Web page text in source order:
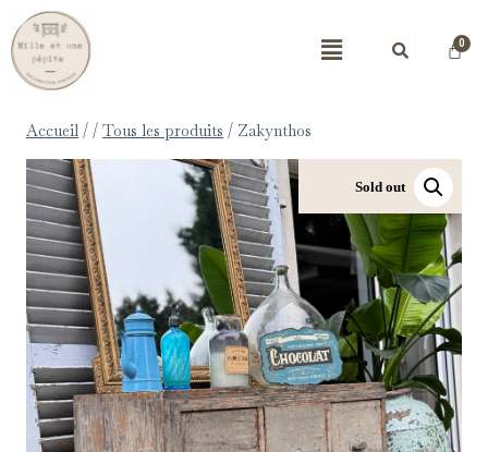
Accueil / / Tous les produits / Zakynthos
Sold out